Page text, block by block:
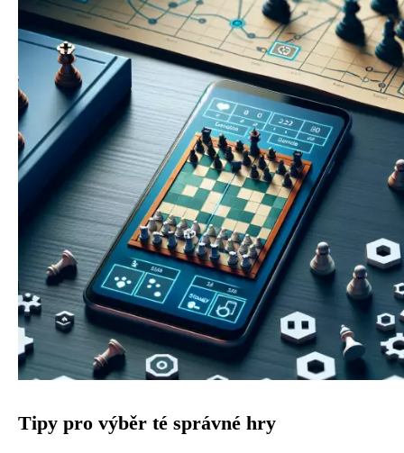
Tipy pro výběr té správné hry